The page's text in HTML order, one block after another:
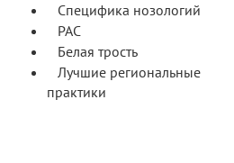
Специфика нозологий
РАС
Белая трость
Лучшие региональные
практики